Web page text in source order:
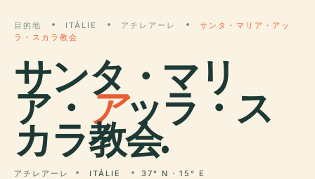
目的地 ITÁLIE アチレアーレ
サンタ・マリア・アッ
ラ・スカラ教会
サンタ・マリ
ア・ アッラ・ス
カラ教会.
アチレアーレ ITÁLIE 37° N · 15° E